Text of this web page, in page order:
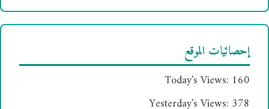
إحصائيات الموقع
Today's Views: 160
Yesterday's Views: 378